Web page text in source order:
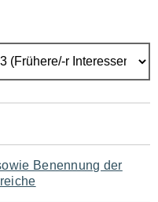
Benennung der